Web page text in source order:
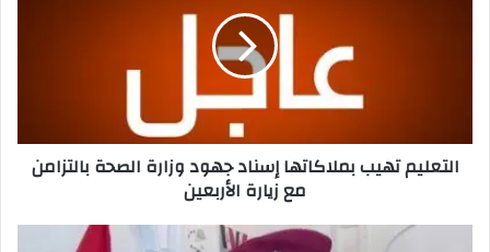
مع
زيارة
التعليم تهيب بملاكاتها إسناد جهود وزارة الصحة بالتزامن
مع زيارة الأربعين